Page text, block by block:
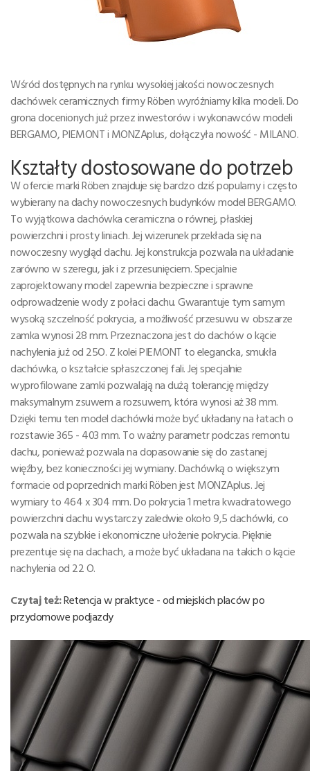
Wśród dostępnych na rynku wysokiej jakości nowoczesnych
dachówek ceramicznych firmy Röben wyróżniamy kilka modeli. Do
grona docenionych już przez inwestorów i wykonawców modeli
BERGAMO, PIEMONT i MONZAplus, dołączyła nowość - MILANO.
Kształty dostosowane do potrzeb
W ofercie marki Röben znajduje się bardzo dziś popularny i często
wybierany na dachy nowoczesnych budynków model BERGAMO.
To wyjątkowa dachówka ceramiczna o równej, płaskiej
powierzchni i prosty liniach. Jej wizerunek przekłada się na
nowoczesny wygląd dachu. Jej konstrukcja pozwala na układanie
zarówno w szeregu, jak i z przesunięciem. Specjalnie
zaprojektowany model zapewnia bezpieczne i sprawne
odprowadzenie wody z połaci dachu. Gwarantuje tym samym
wysoką szczelność pokrycia, a możliwość przesuwu w obszarze
zamka wynosi 28 mm. Przeznaczona jest do dachów o kącie
nachylenia już od 25O. Z kolei PIEMONT to elegancka, smukła
dachówka, o kształcie spłaszczonej fali. Jej specjalnie
wyprofilowane zamki pozwalają na dużą tolerancję między
maksymalnym zsuwem a rozsuwem, która wynosi aż 38 mm.
Dzięki temu ten model dachówki może być układany na łatach o
rozstawie 365 - 403 mm. To ważny parametr podczas remontu
dachu, ponieważ pozwala na dopasowanie się do zastanej
więźby, bez konieczności jej wymiany. Dachówką o większym
formacie od poprzednich marki Röben jest MONZAplus. Jej
wymiary to 464 x 304 mm. Do pokrycia 1 metra kwadratowego
powierzchni dachu wystarczy zaledwie około 9,5 dachówki, co
pozwala na szybkie i ekonomiczne ułożenie pokrycia. Pięknie
prezentuje się na dachach, a może być układana na takich o kącie
nachylenia od 22 O.
Czytaj też:Retencja w praktyce - od miejskich placów po
przydomowe podjazdy